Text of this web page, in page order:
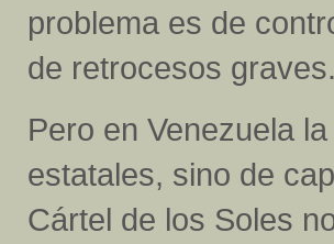
problema es de
de retrocesos graves.
Pero en Venezuela
estatales, sino de
Cártel de los Soles